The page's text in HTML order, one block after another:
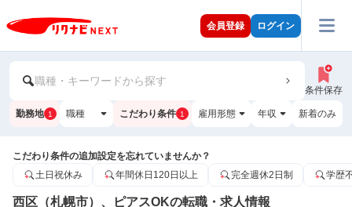
会員登録 ログイン
職種・キーワードから探す
条件保存
勤務地 1 職種 こだわり条件 1 雇用形態 年収 新着のみ
こだわり条件の追加設定を忘れていませんか？
土日祝休み
年間休日120日以上 完全週休2日制 学歴
西区（札幌市）、ピアスOKの転職・求人情報